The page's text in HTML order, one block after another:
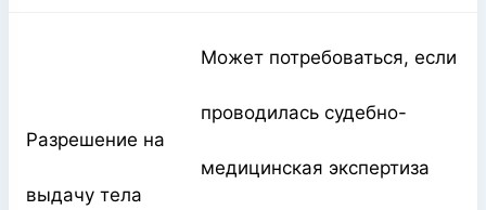
Разрешение на
выдачу тела
Может потребоваться, если
проводилась судебно-
медицинская экспертиза